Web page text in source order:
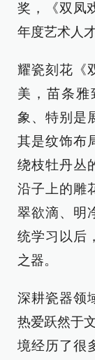
奖，《双凤
年度艺术人
耀瓷刻花《
美，苗条
象、特别是
其是纹饰布
绕枝牡丹丛
沿子上的雕
翠欲滴、明
统学习以后
之器。
深耕瓷器领
热爱跃然于
境经历了很